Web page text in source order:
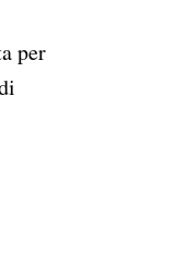
per